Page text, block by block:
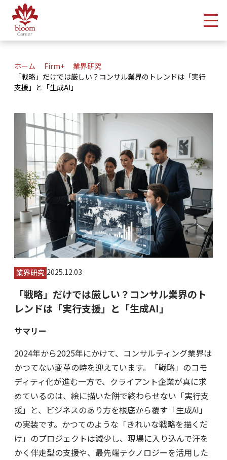
メ
ホーム Firm+
業界研究
「戦略」だけでは厳しい？コンサル業界のトレンドは「実行
支援」と「生成AI」
業界研究 2025.12.03
「戦略」だけでは厳しい？コンサル業界のト
レンドは「実行支援」と「生成AI」
サマリー
2024年から2025年にかけて、コンサルティング業界は
かつてない変革の時を迎えています。「戦略」のコモ
ディティ化が進む一方で、クライアント企業が真に求
めているのは、絵に描いた餅で終わらせない「実行支
援」と、ビジネスのあり方を根底から覆す「生成AI」
の実装です。かつてのような「きれいな戦略を描くだ
け」のプロジェクトは減少し、現場に入り込んで汗を
かく伴走型の支援や、最先端テクノロジーを活用した